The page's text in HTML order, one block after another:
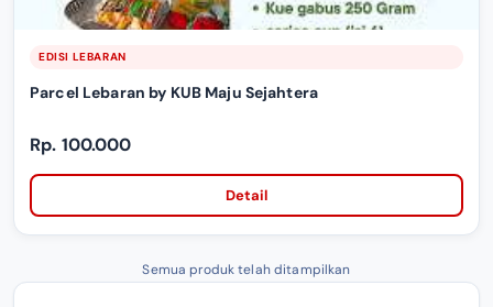
EDISI LEBARAN
Parcel Lebaran by KUB Maju Sejahtera
Rp. 100.000
Detail
Semua produk telah ditampilkan